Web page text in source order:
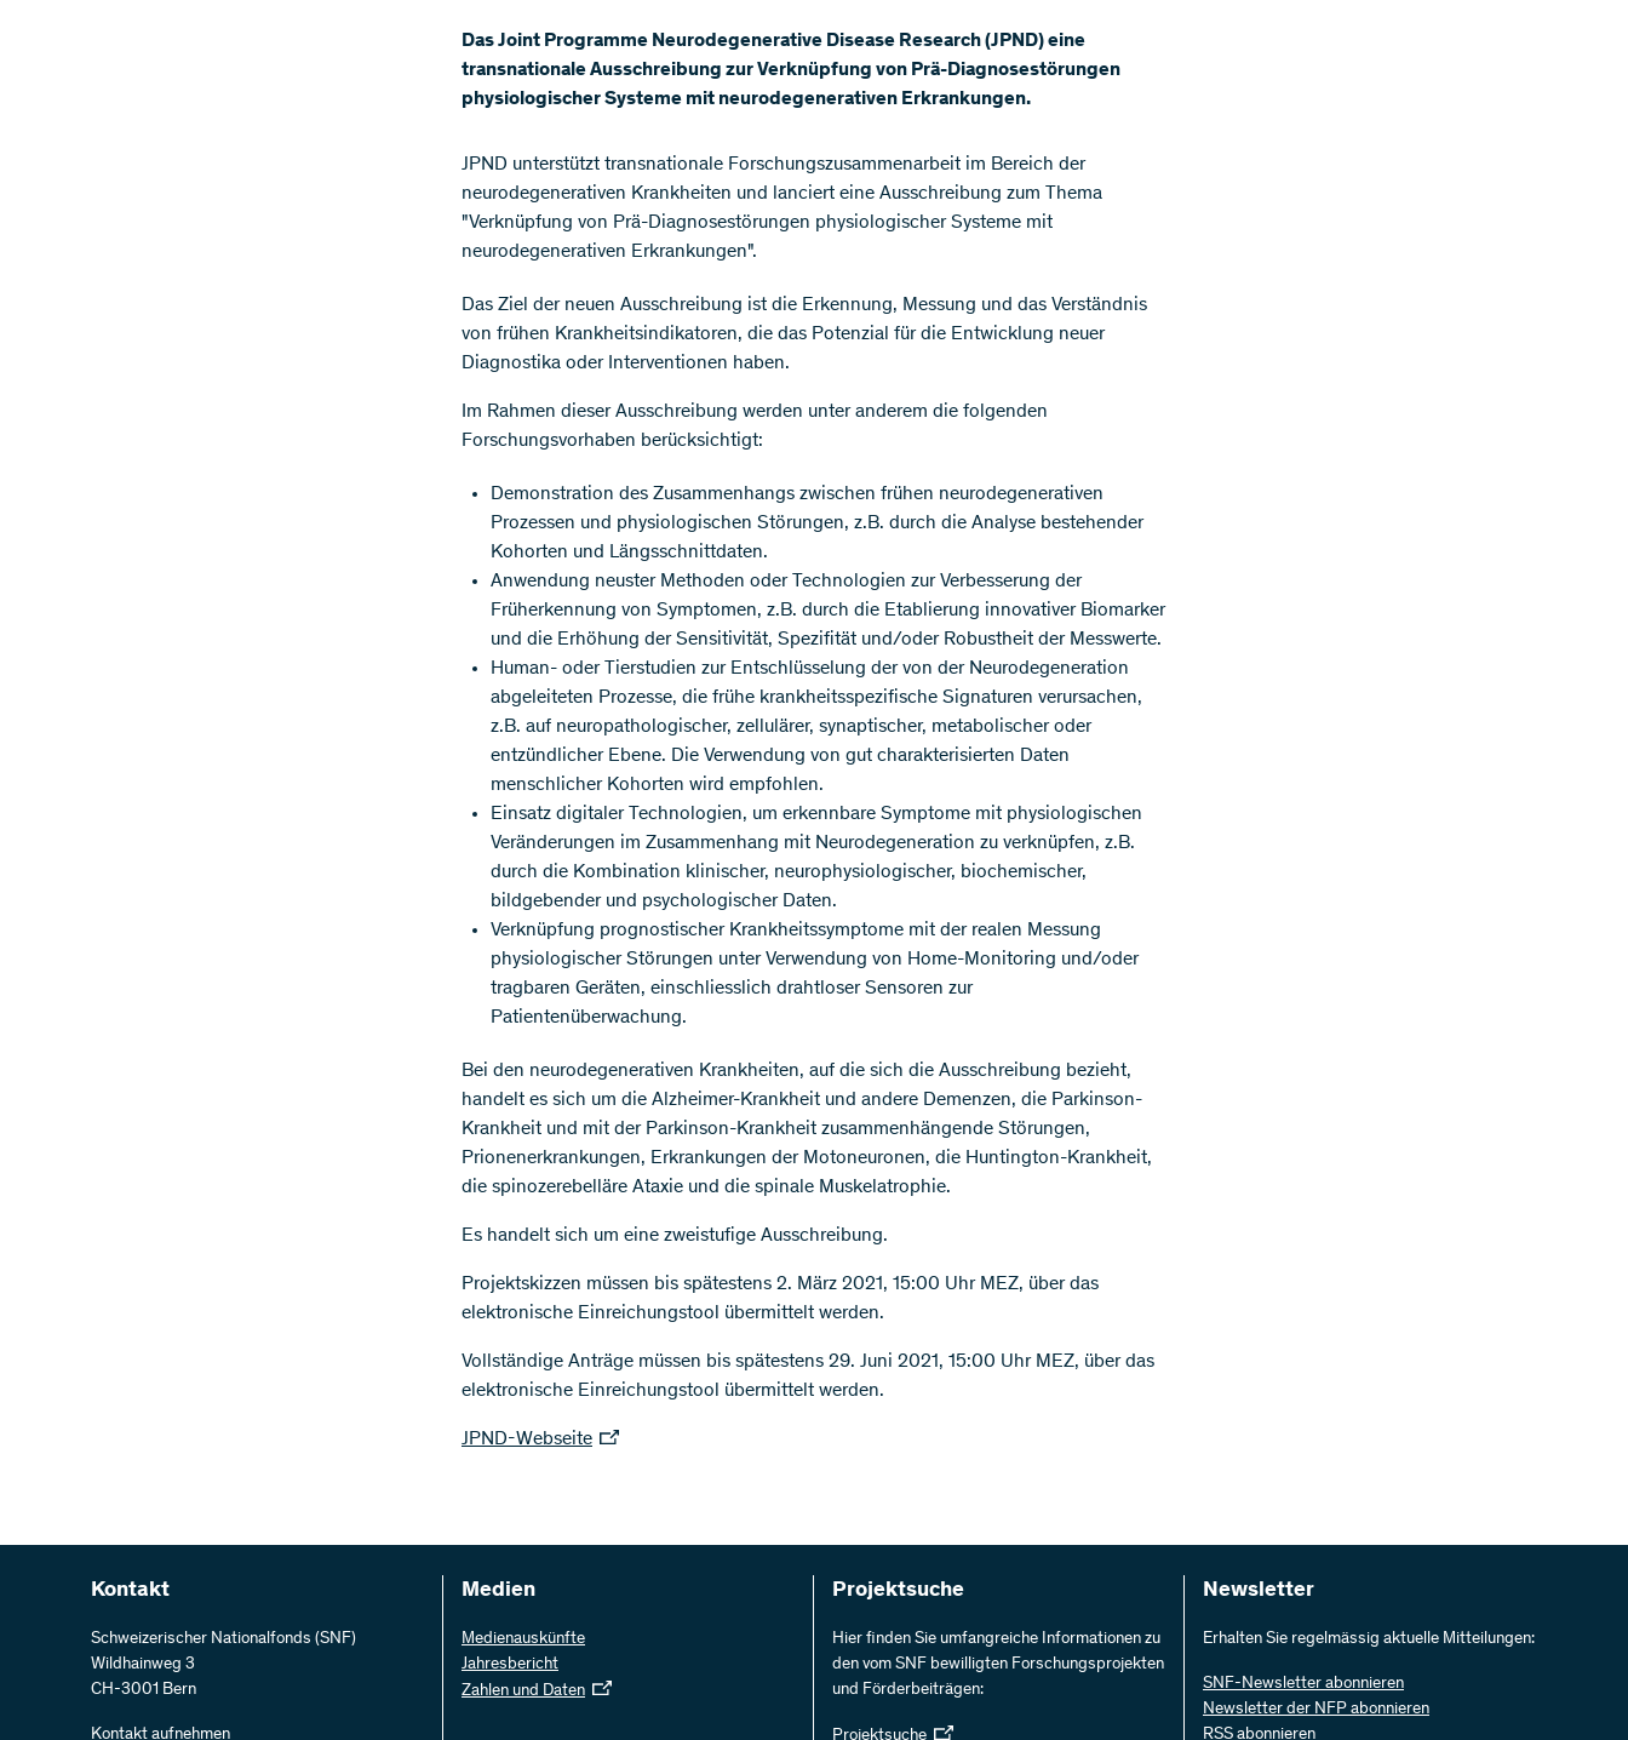
Das Joint Programme Neurodegenerative Disease Research (JPND) eine
transnationale Ausschreibung zur Verknüpfung von Prä-Diagnosestörungen
physiologischer Systeme mit neurodegenerativen Erkrankungen.
JPND unterstützt transnationale Forschungszusammenarbeit im Bereich der
neurodegenerativen Krankheiten und lanciert eine Ausschreibung zum Thema
"Verknüpfung von Prä-Diagnosestörungen physiologischer Systeme mit
neurodegenerativen Erkrankungen".
Das Ziel der neuen Ausschreibung ist die Erkennung, Messung und das Verständnis
von frühen Krankheitsindikatoren, die das Potenzial für die Entwicklung neuer
Diagnostika oder Interventionen haben.
Im Rahmen dieser Ausschreibung werden unter anderem die folgenden
Forschungsvorhaben berücksichtigt:
Demonstration des Zusammenhangs zwischen frühen neurodegenerativen
Prozessen und physiologischen Störungen, z.B. durch die Analyse bestehender
Kohorten und Längsschnittdaten.
Anwendung neuster Methoden oder Technologien zur Verbesserung der
Früherkennung von Symptomen, z.B. durch die Etablierung innovativer Biomarker
und die Erhöhung der Sensitivität, Spezifität und/oder Robustheit der Messwerte.
Human- oder Tierstudien zur Entschlüsselung der von der Neurodegeneration
abgeleiteten Prozesse, die frühe krankheitsspezifische Signaturen verursachen,
z.B. auf neuropathologischer, zellulärer, synaptischer, metabolischer oder
entzündlicher Ebene. Die Verwendung von gut charakterisierten Daten
menschlicher Kohorten wird empfohlen.
Einsatz digitaler Technologien, um erkennbare Symptome mit physiologischen
Veränderungen im Zusammenhang mit Neurodegeneration zu verknüpfen, z.B.
durch die Kombination klinischer, neurophysiologischer, biochemischer,
bildgebender und psychologischer Daten.
Verknüpfung prognostischer Krankheitssymptome mit der realen Messung
physiologischer Störungen unter Verwendung von Home-Monitoring und/oder
tragbaren Geräten, einschliesslich drahtloser Sensoren zur
Patientenüberwachung.
Bei den neurodegenerativen Krankheiten, auf die sich die Ausschreibung bezieht,
handelt es sich um die Alzheimer-Krankheit und andere Demenzen, die Parkinson-
Krankheit und mit der Parkinson-Krankheit zusammenhängende Störungen,
Prionenerkrankungen, Erkrankungen der Motoneuronen, die Huntington-Krankheit,
die spinozerebelläre Ataxie und die spinale Muskelatrophie.
Es handelt sich um eine zweistufige Ausschreibung.
Projektskizzen müssen bis spätestens 2. März 2021, 15:00 Uhr MEZ, über das
elektronische Einreichungstool übermittelt werden.
Vollständige Anträge müssen bis spätestens 29. Juni 2021, 15:00 Uhr MEZ, über das
elektronische Einreichungstool übermittelt werden.
JPND-Webseite
Kontakt
Schweizerischer Nationalfonds (SNF)
Wildhainweg 3
CH-3001 Bern
Kontakt aufnehmen
Medien
Medienauskünfte
Jahresbericht
Zahlen und Daten
Projektsuche
Hier finden Sie umfangreiche Informationen zu
den vom SNF bewilligten Forschungsprojekten
und Förderbeiträgen:
Newsletter
Erhalten Sie regelmässig aktuelle Mitteilungen:
SNF-Newsletter abonnieren
Newsletter der NFP abonnieren
RSS abonnieren